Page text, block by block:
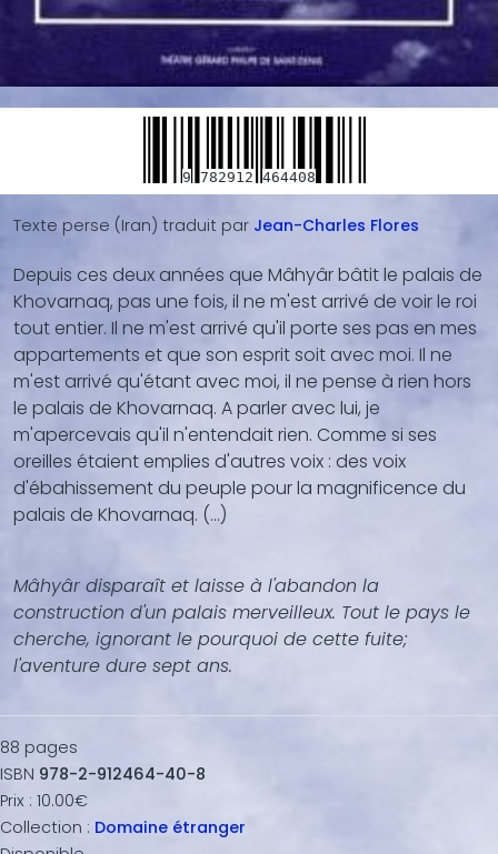
9 782912 464408
Texte perse (Iran) traduit par Jean-Charles Flores
Blocs
de
contenu
(texte,
vidéo,
...)
Depuis ces deux années que Mâhyâr bâtit le palais de
Khovarnaq, pas une fois, il ne m'est arrivé de voir le roi
tout entier. Il ne m'est arrivé qu'il porte ses pas en mes
appartements et que son esprit soit avec moi. Il ne
m'est arrivé qu'étant avec moi, il ne pense à rien hors
le palais de Khovarnaq. A parler avec lui, je
m'apercevais qu'il n'entendait rien. Comme si ses
oreilles étaient emplies d'autres voix : des voix
d'ébahissement du peuple pour la magnificence du
palais de Khovarnaq. (...)
Mâhyâr disparaît et laisse à l'abandon la
construction d'un palais merveilleux. Tout le pays le
cherche, ignorant le pourquoi de cette fuite;
l'aventure dure sept ans.
88 pages
ISBN 978-2-912464-40-8
Prix : 10.00€
Collection : Domaine étranger